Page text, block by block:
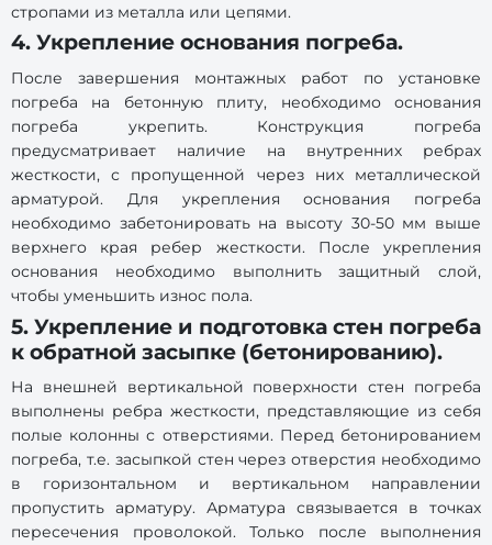
стропами из металла или цепями.
4. Укрепление основания погреба.
После завершения монтажных работ по установке
погреба на бетонную плиту, необходимо основания
погреба укрепить. Конструкция погреба
предусматривает наличие на внутренних ребрах
жесткости, с пропущенной через них металлической
арматурой. Для укрепления основания погреба
необходимо забетонировать на высоту 30-50 мм выше
верхнего края ребер жесткости. После укрепления
основания необходимо выполнить защитный слой,
чтобы уменьшить износ пола.
5. Укрепление и подготовка стен погреба
к обратной засыпке (бетонированию).
На внешней вертикальной поверхности стен погреба
выполнены ребра жесткости, представляющие из себя
полые колонны с отверстиями. Перед бетонированием
погреба, т.е. засыпкой стен через отверстия необходимо
в горизонтальном и вертикальном направлении
пропустить арматуру. Арматура связывается в точках
пересечения проволокой. Только после выполнения